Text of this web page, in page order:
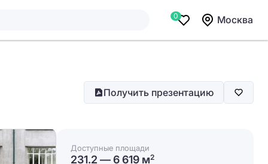
0 Москва
Получить презентацию
Доступные площади
231.2 — 6 619 м2